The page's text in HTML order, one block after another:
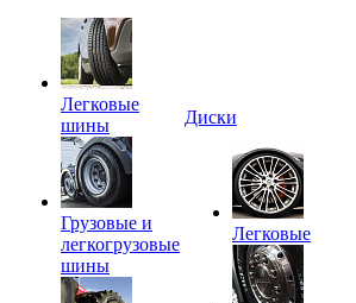
Легковые
шины
Грузовые и
легкогрузовые
шины
Диски
Легковые